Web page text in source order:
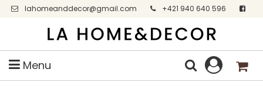
lahomeanddecor@gmail.com
+421 940 640 596
Facebook
Menu